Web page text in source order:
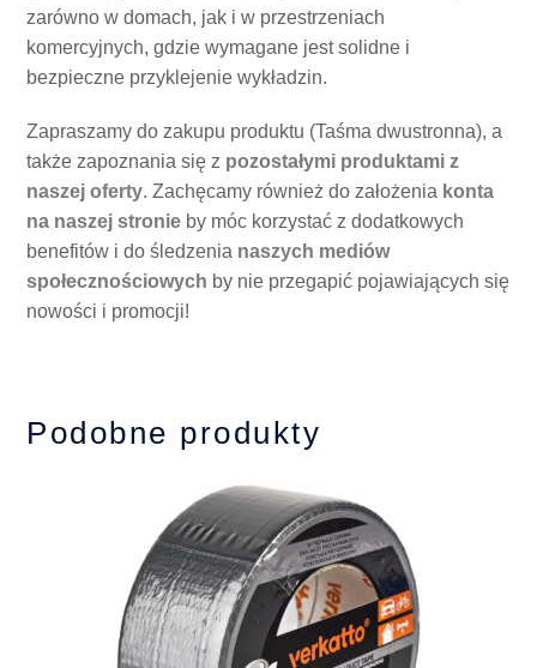
zarówno w domach, jak i w przestrzeniach
komercyjnych, gdzie wymagane jest solidne i
bezpieczne przyklejenie wykładzin.
Zapraszamy do zakupu produktu (Taśma dwustronna), a
także zapoznania się z pozostałymi produktami z
naszej oferty. Zachęcamy również do założenia konta
na naszej stronie by móc korzystać z dodatkowych
benefitów i do śledzenia naszych mediów
społecznościowych by nie przegapić pojawiających się
nowości i promocji!
Podobne produkty